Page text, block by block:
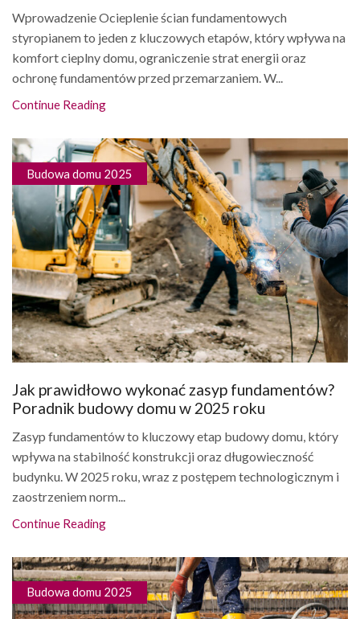
Wprowadzenie Ocieplenie ścian fundamentowych
styropianem to jeden z kluczowych etapów, który wpływa na
komfort cieplny domu, ograniczenie strat energii oraz
ochronę fundamentów przed przemarzaniem. W...
Continue Reading
Budowa domu 2025
Jak prawidłowo wykonać zasyp fundamentów?
Poradnik budowy domu w 2025 roku
Zasyp fundamentów to kluczowy etap budowy domu, który
wpływa na stabilność konstrukcji oraz długowieczność
budynku. W 2025 roku, wraz z postępem technologicznym i
zaostrzeniem norm...
Continue Reading
Budowa domu 2025